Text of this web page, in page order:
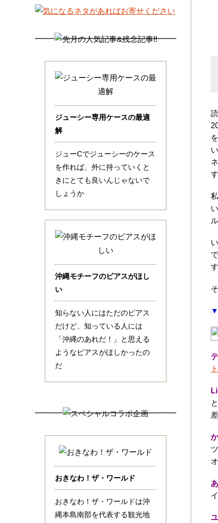
ジューシー専用ケースの最適
解
ジューCでジューシーのケース
を作れば、外に持っていくと
きにとても良いんじゃないで
しょうか
沖縄モチーフのピアスがほし
い
知らない人にはただのピアス
だけど、知っている人には
「沖縄のあれだ！」と思える
ようなピアスがほしかったの
だ
おきなわ！ザ・ワールド
おきなわ！ザ・ワールドは沖
縄本島南部を代表する観光地